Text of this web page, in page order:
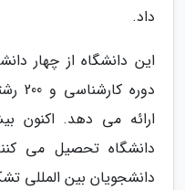
داد.
دانشجویان بین المللی